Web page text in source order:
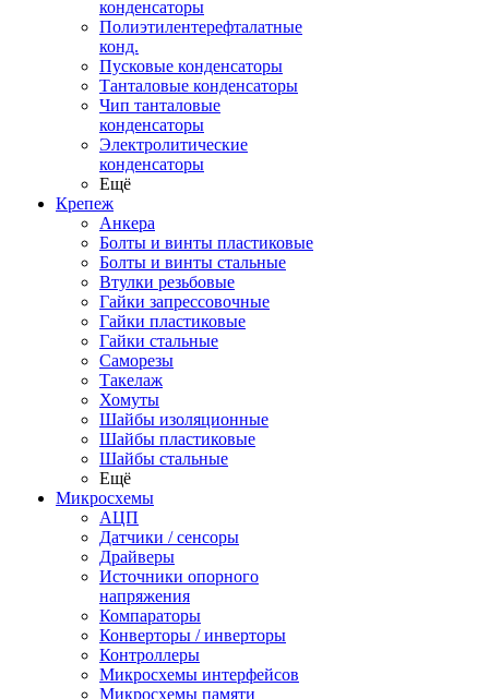
конденсаторы
Полиэтилентерефталатные
конд.
Пусковые конденсаторы
Танталовые конденсаторы
Чип танталовые
конденсаторы
Электролитические
конденсаторы
Ещё
Крепеж
Анкера
Болты и винты пластиковые
Болты и винты стальные
Втулки резьбовые
Гайки запрессовочные
Гайки пластиковые
Гайки стальные
Саморезы
Такелаж
Хомуты
Шайбы изоляционные
Шайбы пластиковые
Шайбы стальные
Ещё
Микросхемы
АЦП
Датчики / сенсоры
Драйверы
Источники опорного
напряжения
Компараторы
Конверторы / инверторы
Контроллеры
Микросхемы интерфейсов
Микросхемы памяти